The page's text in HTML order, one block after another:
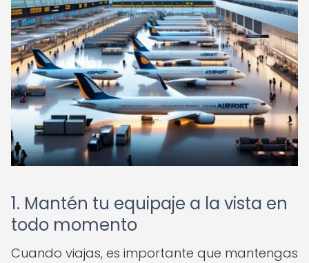
1. Mantén tu equipaje a la vista en
todo momento
Cuando viajas, es importante que mantengas